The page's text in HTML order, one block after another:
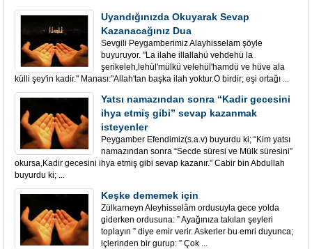
Uyandığınızda Okuyarak Sevap
Kazanacağınız Dua
Sevgili Peygamberimiz Alayhisselam şöyle
buyuruyor. "La ilahe illallahü vehdehü la
şerikeleh,lehül'mülkü velehül'hamdü ve hüve ala
külli şey'in kadir." Manası:"Allah'tan başka ilah yoktur.O birdir; eşi ortağı ...
Yatsı namazından sonra “Kadir gecesini
ihya etmiş gibi” sevap kazanmak
isteyenler
Peygamber Efendimiz(s.a.v) buyurdu ki; “Kim yatsı
namazından sonra “Secde süresi ve Mülk süresini”
okursa,Kadir gecesini ihya etmiş gibi sevap kazanır.” Cabir bin Abdullah
buyurdu ki; ...
Keşke dememek için
Zülkarneyn Aleyhisselâm ordusuyla gece yolda
giderken ordusuna: ” Ayağınıza takılan şeyleri
toplayın ” diye emir verir. Askerler bu emri duyunca;
içlerinden bir gurup: ” Çok ...